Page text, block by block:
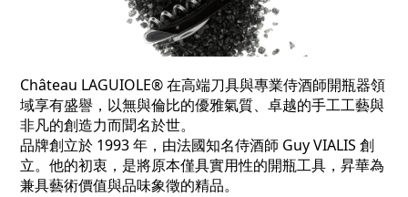
Château LAGUIOLE® 在高端刀具與專業侍酒師開瓶器領
域享有盛譽，以無與倫比的優雅氣質、卓越的手工工藝與
非凡的創造力而聞名於世。
品牌創立於 1993 年，由法國知名侍酒師 Guy VIALIS 創
立。他的初衷，是將原本僅具實用性的開瓶工具，昇華為
兼具藝術價值與品味象徵的精品。